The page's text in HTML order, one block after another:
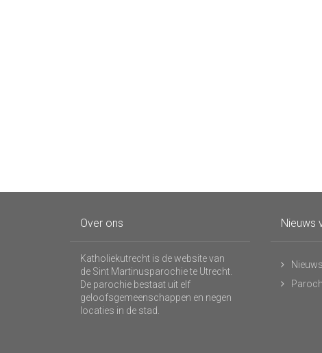
Over ons
Katholiekutrecht is de website van
de Sint Martinusparochie te Utrecht.
De parochie bestaat uit elf
geloofsgemeenschappen en negen
locaties in de stad.
Nieuws